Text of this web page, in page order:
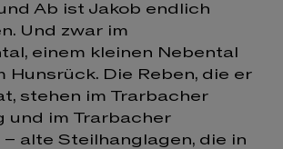
Ab ist Jakob endlich
Und zwar im
einem kleinen Nebental
Hunsrück. Die Reben, die er
stehen im Trarbacher
und im Trarbacher
alte Steilhanglagen, die in